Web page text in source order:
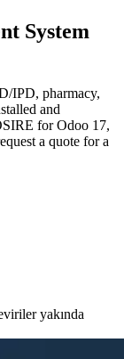
System
IPD, pharmacy,
and
for Odoo 17,
a quote for a
yakında